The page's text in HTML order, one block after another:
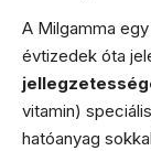
A Milgamma
évtizedek óta
vitamin)
hatóanyag